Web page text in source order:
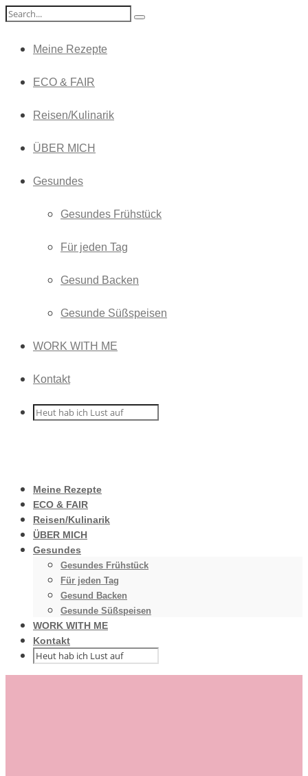
Meine Rezepte
ECO & FAIR
Reisen/Kulinarik
ÜBER MICH
Gesundes
Gesundes Frühstück
Für jeden Tag
Gesund Backen
Gesunde Süßspeisen
WORK WITH ME
Kontakt
Meine Rezepte
ECO & FAIR
Reisen/Kulinarik
ÜBER MICH
Gesundes
Gesundes Frühstück
Für jeden Tag
Gesund Backen
Gesunde Süßspeisen
WORK WITH ME
Kontakt